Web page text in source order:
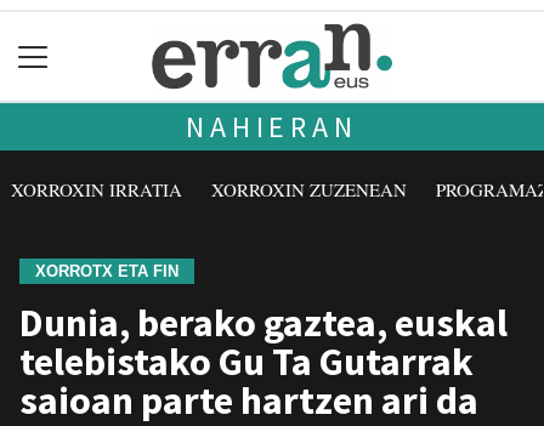
NAHIERAN
XORROXIN IRRATIA XORROXIN ZUZENEAN
XORROTX ETA FIN
Dunia, berako gaztea, euskal
telebistako Gu Ta Gutarrak
saioan parte hartzen ari da